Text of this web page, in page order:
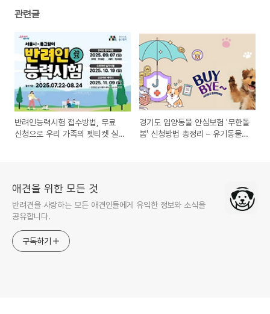
관련글
반려인능력시험 접수방법, 무료
신청으로 우리 가족의 펫티켓 실
경기도 입양동물 안심보험 '무한돌
봄' 신청방법 총정리 – 유기동물
애견을 위한 모든 것
반려견을 사랑하는 모든 애견인들에게 유익한 정보와 소식을
공유합니다.
구독하기